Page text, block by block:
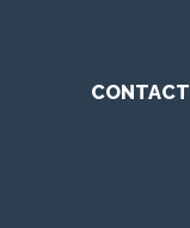
CONTACT